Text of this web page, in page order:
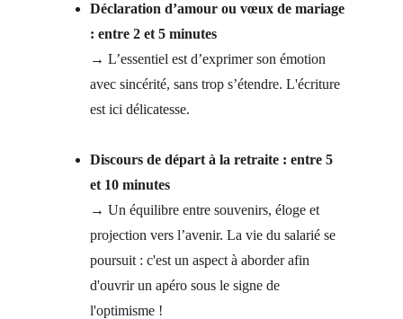
Déclaration d’amour ou vœux de mariage
: entre 2 et 5 minutes
→ L’essentiel est d’exprimer son émotion
avec sincérité, sans trop s’étendre. L'écriture
est ici délicatesse.
Discours de départ à la retraite : entre 5
et 10 minutes
→ Un équilibre entre souvenirs, éloge et
projection vers l’avenir. La vie du salarié se
poursuit : c'est un aspect à aborder afin
d'ouvrir un apéro sous le signe de
l'optimisme !